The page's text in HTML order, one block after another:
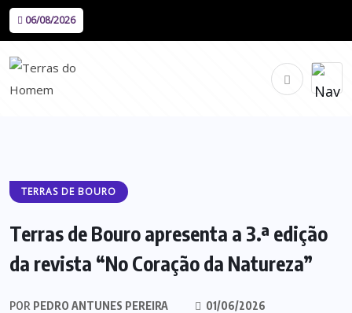
06/08/2026
TERRAS DE BOURO
Terras de Bouro apresenta a 3.ª edição
da revista “No Coração da Natureza”
POR PEDRO ANTUNES PEREIRA
01/06/2026